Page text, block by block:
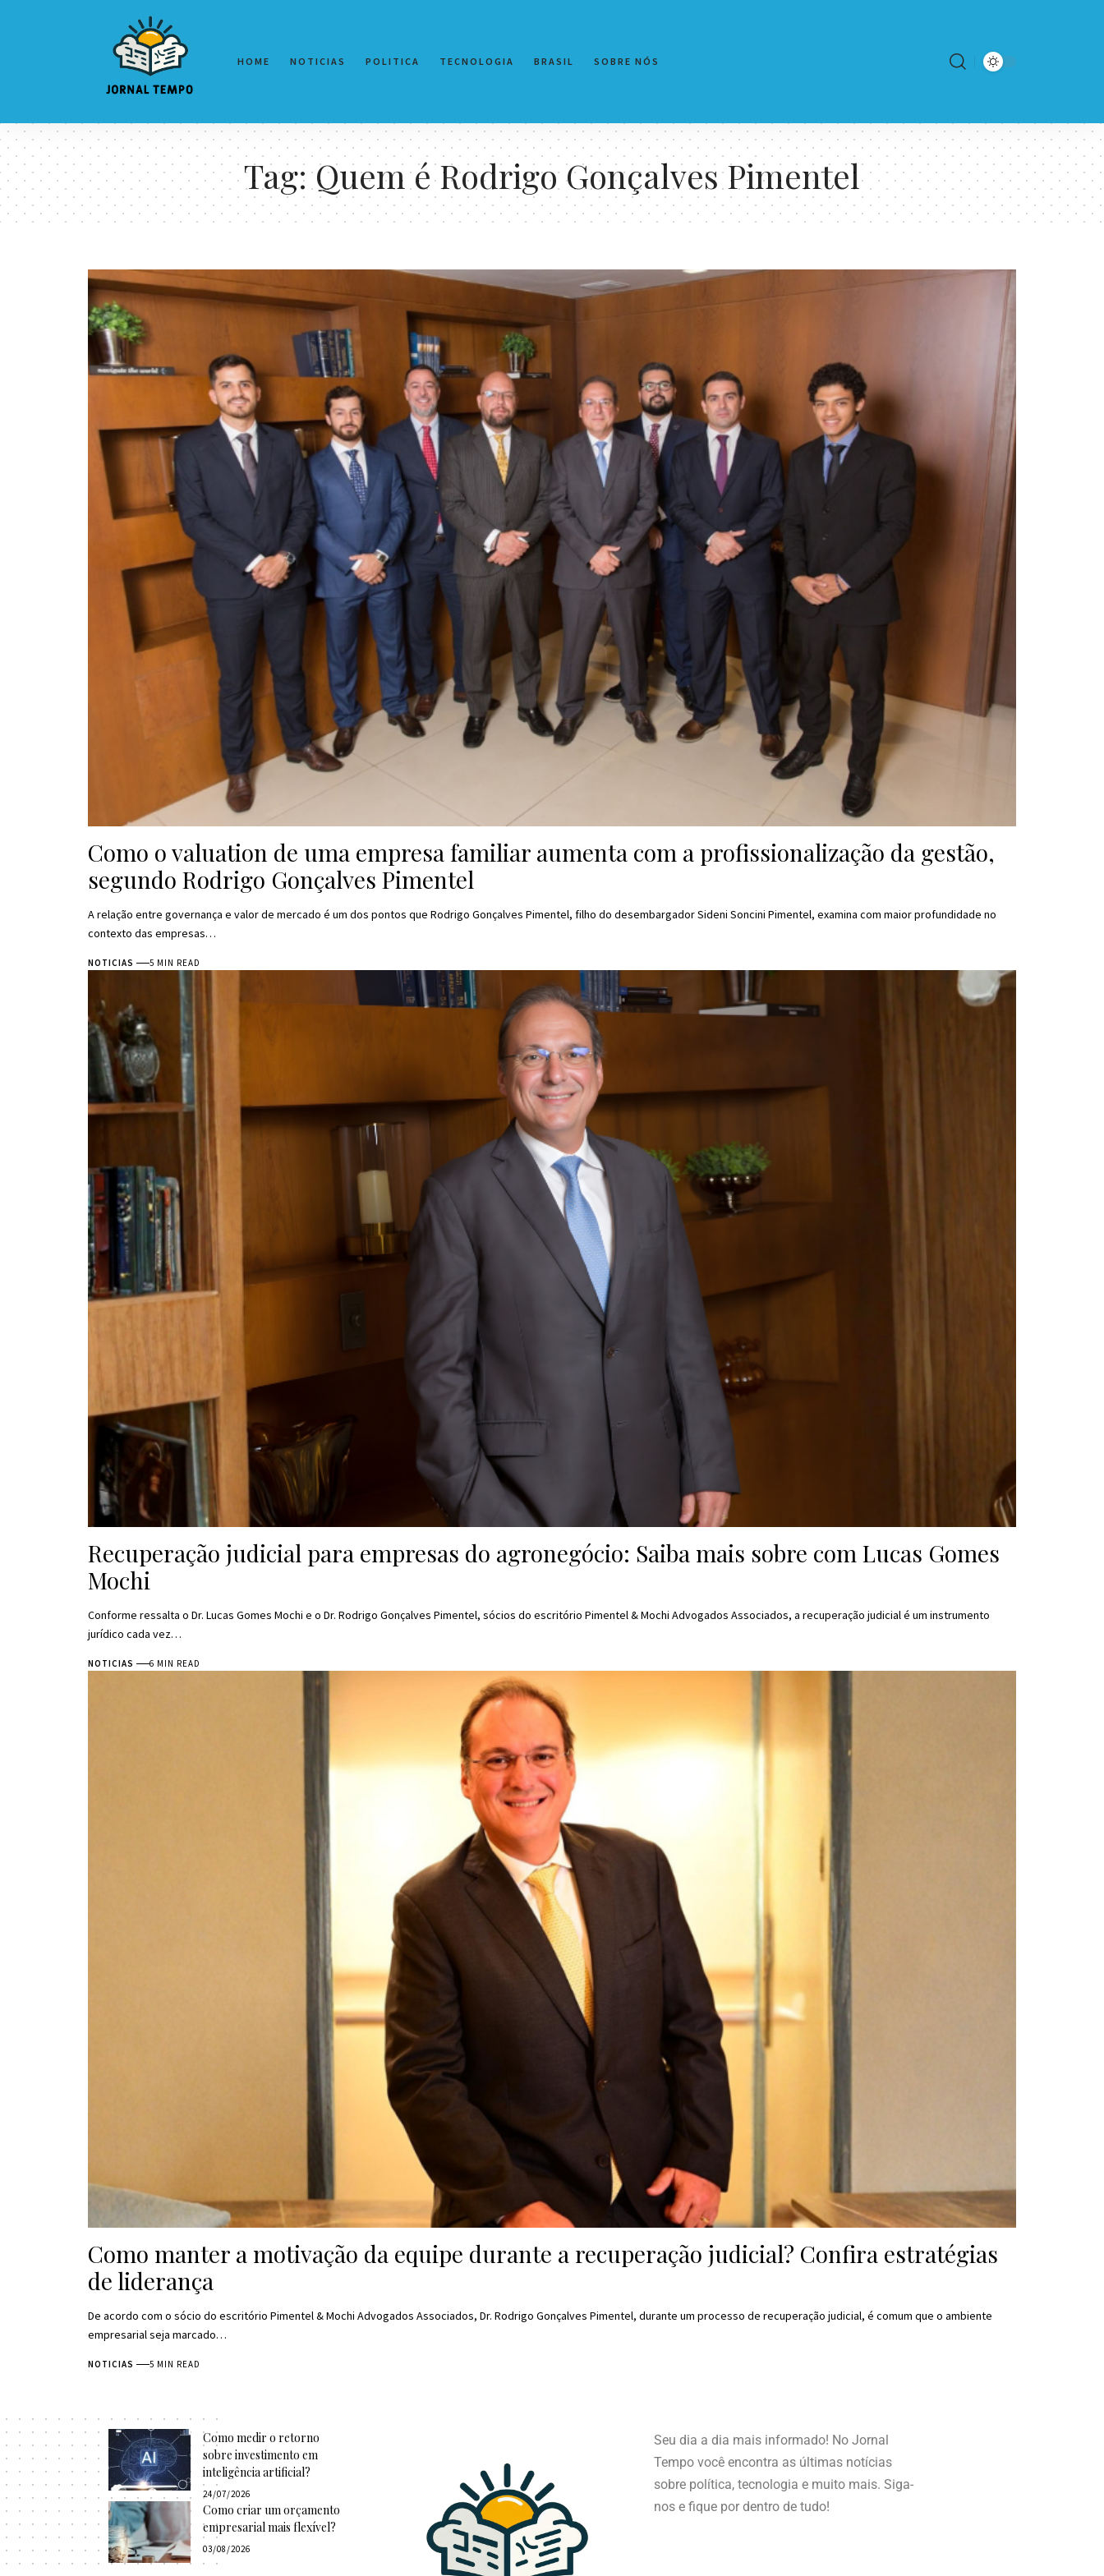
HOME NOTICIAS POLITICA TECNOLOGIA BRASIL SOBRE NÓS
Tag:Quem é Rodrigo Gonçalves Pimentel
Como o valuation de uma empresa familiar aumenta com a profissionalização da gestão,
segundo Rodrigo Gonçalves Pimentel
A relação entre governança e valor de mercado é um dos pontos que Rodrigo Gonçalves Pimentel, filho do desembargador Sideni Soncini Pimentel, examina com maior profundidade no
contexto das empresas…
NOTICIAS 5 MIN READ
Recuperação judicial para empresas do agronegócio: Saiba mais sobre com Lucas Gomes
Mochi
Conforme ressalta o Dr. Lucas Gomes Mochi e o Dr. Rodrigo Gonçalves Pimentel, sócios do escritório Pimentel & Mochi Advogados Associados, a recuperação judicial é um instrumento
jurídico cada vez…
NOTICIAS 6 MIN READ
Como manter a motivação da equipe durante a recuperação judicial? Confira estratégias
de liderança
De acordo com o sócio do escritório Pimentel & Mochi Advogados Associados, Dr. Rodrigo Gonçalves Pimentel, durante um processo de recuperação judicial, é comum que o ambiente
empresarial seja marcado…
NOTICIAS 5 MIN READ
Como medir o retorno
sobre investimento em
inteligência artificial?
24/07/2026
Como criar um orçamento
empresarial mais flexível?
03/08/2026
Seu dia a dia mais informado! No Jornal
Tempo você encontra as últimas notícias
sobre política, tecnologia e muito mais. Siga-
nos e fique por dentro de tudo!